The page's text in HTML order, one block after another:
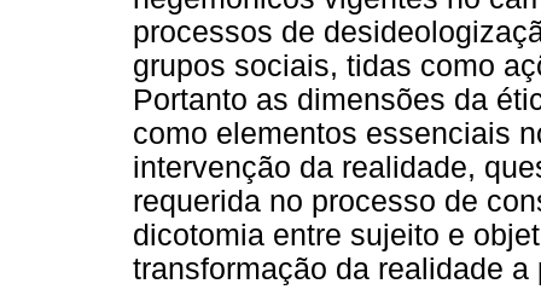
processos de
grupos sociais, tidas como
Portanto as dimensões da
como elementos essenciais
intervenção da realidade,
requerida no processo de
dicotomia entre sujeito e
transformação da realidade